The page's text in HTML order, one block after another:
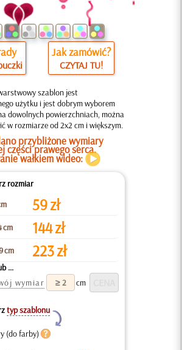
Jak zamówić?
CZYTAJ TU!
szablon jest
użytku i jest dobrym wyborem
dowolnych powierzchniach, można
w rozmiarze od 2x2 cm i większym.
przybliżone wymiary
części prawego serca.
wałkiem wideo:
rozmiar
59zł
cm 144zł
cm 223zł
...
wymiar
cm
typ szablonu
Y
(do farby)